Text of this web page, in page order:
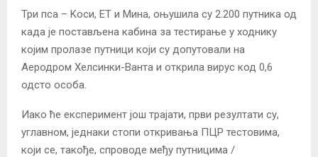
Три пса – Kоси, ЕТ и Мина, оњушила су 2.200 путника од
када је постављена кабина за тестирање у ходнику
којим пролазе путници који су допутовали на
Аеродром Хелсинки-Ванта и открила вирус код 0,6
одсто особа.
Иако ће експеримент још трајати, први резултати су,
углавном, једнаки стопи откривања ПЦР тестовима,
који се, такође, спроводе међу путницима /